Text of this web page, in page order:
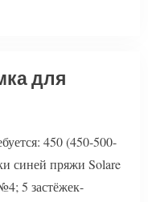
для
450 (450-500-
синей пряжи Solare
5 застёжек-